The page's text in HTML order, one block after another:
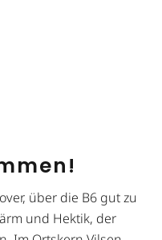
über die B6 gut zu
und Hek­tik, der